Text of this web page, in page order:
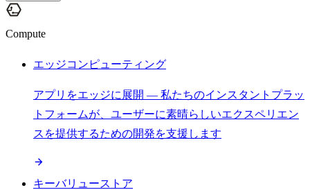
Compute
エッジコンピューティング
アプリをエッジに展開 — 私たちのインスタントプラッ
トフォームが、ユーザーに素晴らしいエクスペリエン
スを提供するための開発を支援します
キーバリューストア